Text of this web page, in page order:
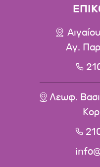
Αγ.
Λεωφ.